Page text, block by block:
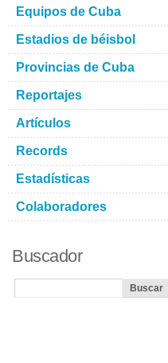
Equipos de Cuba
Estadios de béisbol
Provincias de Cuba
Reportajes
Artículos
Records
Estadísticas
Colaboradores
Buscador